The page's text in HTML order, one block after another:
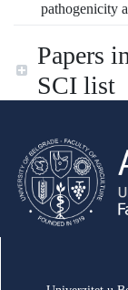
pathogenicity
Papers
SCI list